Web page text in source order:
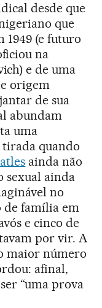
desde que
que
1949 (e futuro
na
e de uma
origem
de sua
abundam
uma
quando
ainda não
sexual ainda
no
família em
e cinco de
por vir. A
maior número
afinal,
“uma prova